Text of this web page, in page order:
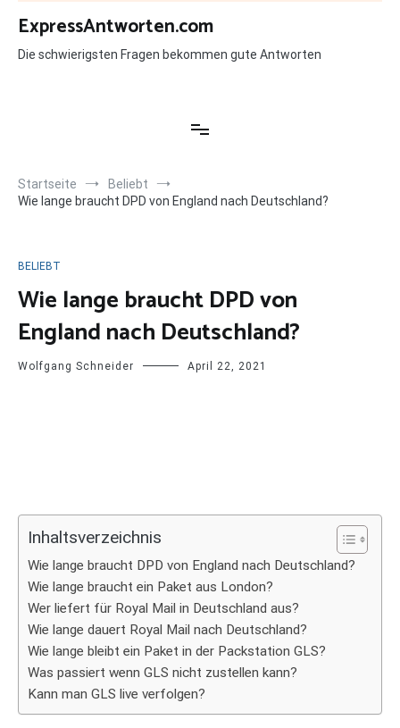
Zum
Inhalt
springen
ExpressAntworten.com
Die schwierigsten Fragen bekommen gute Antworten
Startseite
Beliebt
Wie lange braucht DPD von England nach Deutschland?
BELIEBT
Wie lange braucht DPD von
England nach Deutschland?
Wolfgang Schneider April 22, 2021
Inhaltsverzeichnis
Wie lange braucht DPD von England nach Deutschland?
Wie lange braucht ein Paket aus London?
Wer liefert für Royal Mail in Deutschland aus?
Wie lange dauert Royal Mail nach Deutschland?
Wie lange bleibt ein Paket in der Packstation GLS?
Was passiert wenn GLS nicht zustellen kann?
Kann man GLS live verfolgen?